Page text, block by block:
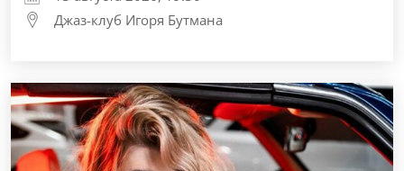
Джаз-клуб Игоря Бутмана